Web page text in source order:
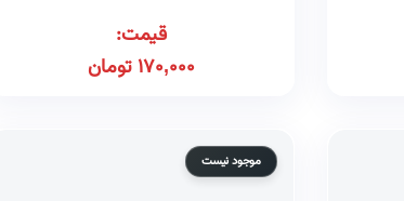
قیمت:
170,000تومان
موجود نیست